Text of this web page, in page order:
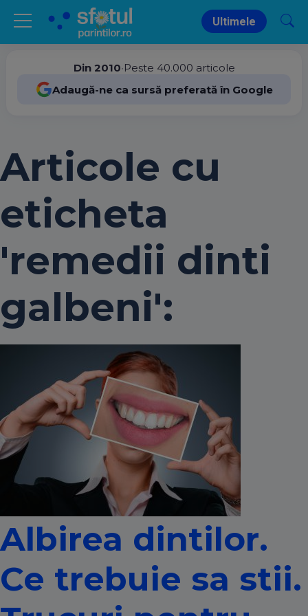
Ultimele
Din 2010•Peste 40.000 articole
Adaugă-ne ca sursă preferată în Google
Articole cu
eticheta
'remedii dinti
galbeni':
Albirea dintilor.
Ce trebuie sa stii.